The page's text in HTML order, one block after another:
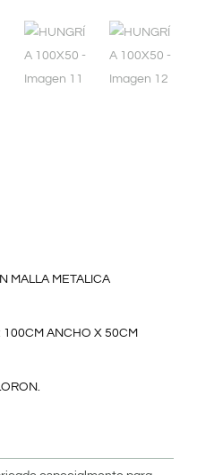
MALLA METALICA
100CM ANCHO X 50CM